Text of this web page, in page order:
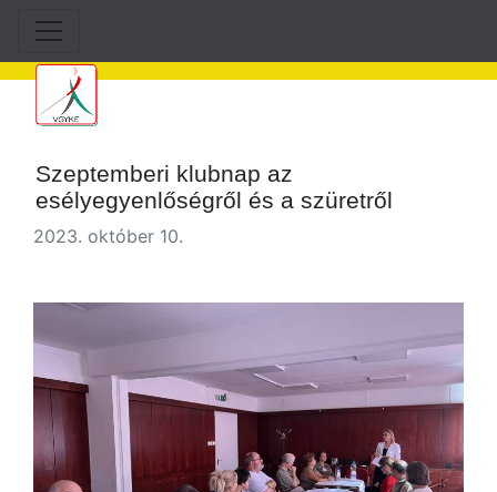
Szeptemberi klubnap az
esélyegyenlőségről és a szüretről
2023. október 10.